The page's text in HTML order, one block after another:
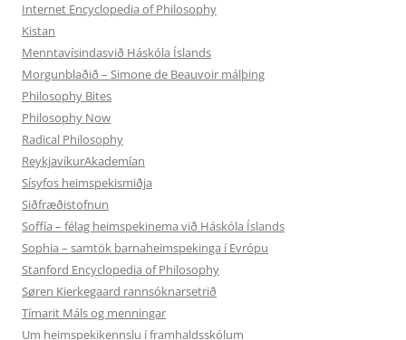
Internet Encyclopedia of Philosophy
Kistan
Menntavísindasvið Háskóla Íslands
Morgunblaðið – Simone de Beauvoir málþing
Philosophy Bites
Philosophy Now
Radical Philosophy
ReykjavíkurAkademían
Sísyfos heimspekismiðja
Siðfræðistofnun
Soffía – félag heimspekinema við Háskóla Íslands
Sophia – samtök barnaheimspekinga í Evrópu
Stanford Encyclopedia of Philosophy
Søren Kierkegaard rannsóknarsetrið
Tímarit Máls og menningar
Um heimspekikennslu í framhaldsskólum